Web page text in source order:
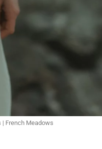
French Meadows